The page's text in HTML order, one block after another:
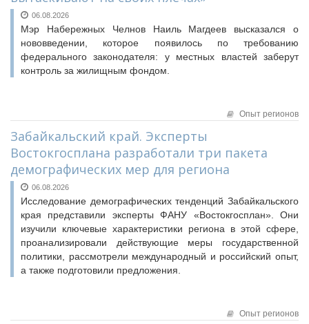
Конкурсы Совета
Семинары Совета
Издания Совета
Вопрос-ответ
НАСЕЛЕНИЕ И МСУ
ТОС
Лучшие практики ТОС
Исполнительная дирекция
Ревизионная комиссия
Палаты Совета
Комитеты Совета
Правление Совета
Полезные ссылки
Инвестиционные порталы муниципальных образований
Контактная информация
НОВОСТИ
СМИ о нас
МЕТОДИЧЕСКИЙ РАЗДЕЛ
Опыт регионов
Методические материалы
Судебная практика
06.08.2026
Мэр Набережных Челнов Наиль Магдеев высказался о
нововведении, которое появилось по требованию
федерального законодателя: у местных властей заберут
контроль за жилищным фондом.
Опыт регионов
Забайкальский край. Эксперты
Востокгосплана разработали три пакета
демографических мер для региона
06.08.2026
Исследование демографических тенденций Забайкальского
края представили эксперты ФАНУ «Востокгосплан». Они
изучили ключевые характеристики региона в этой сфере,
проанализировали действующие меры государственной
политики, рассмотрели международный и российский опыт,
а также подготовили предложения.
Опыт регионов